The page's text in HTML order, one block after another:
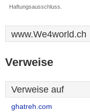
Haftungsausschluss.
www.We4world.ch
Verweise
Verweise auf
ghatreh.com